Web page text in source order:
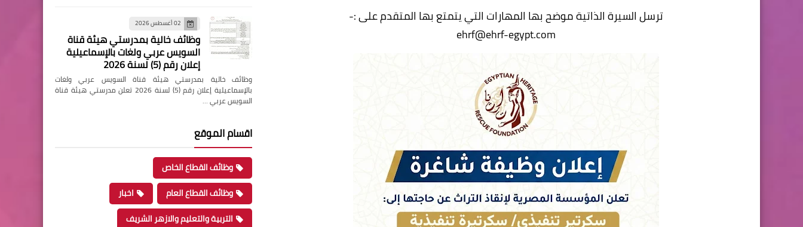
ترسل السيرة الذاتية موضح بها المهارات التي يتمتع بها المتقدم على :-
ehrf@ehrf-egypt.com
02 أغسطس 2026
وظائف خالية بمدرستي هيئة قناة
السويس عربي ولغات بالإسماعيلية
إعلان رقم (5) لسنة 2026
وظائف خالية بمدرستي هيئة قناة السويس عربي ولغات
بالإسماعيلية إعلان رقم (5) لسنة 2026 تعلن مدرستي هيئة قناة
السويس عربي …
اقسام الموقع
وظائف القطاع الخاص
وظائف القطاع العام
اخبار
التربية والتعليم والازهر الشريف